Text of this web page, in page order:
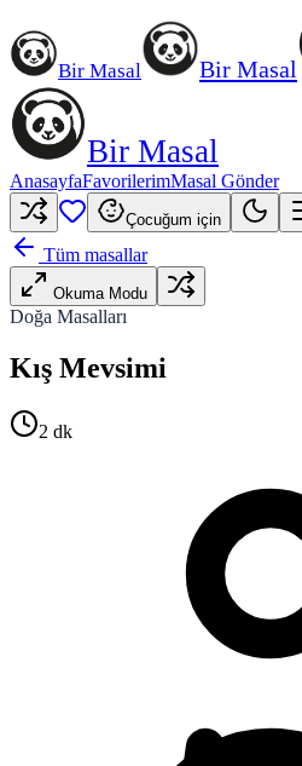
Bir Masal Bir Masal
Bir Masal
AnasayfaFavorilerimMasal Gönder
Çocuğum için
Tüm masallar
Okuma Modu
Doğa Masalları
Kış Mevsimi
2 dk